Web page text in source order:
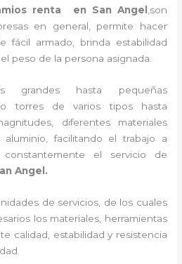
renta en San Angel ,son
en general, permite hacer
fácil armado, brinda estabilidad
peso de la persona asignada.
grandes hasta pequeñas
torres de varios tipos hasta
diferentes materiales
facilitando el trabajo a
el servicio de
Angel.
de servicios, de los cuales
los materiales, herramientas
calidad, estabilidad y resistencia